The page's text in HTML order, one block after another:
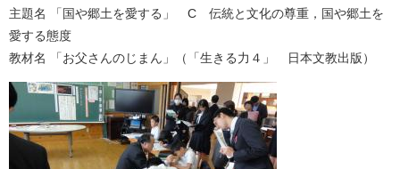
主題名 「国や郷土を愛する」 C 伝統と文化の尊重，国や郷土を
愛する態度
教材名 「お父さんのじまん」（「生きる力４」 日本文教出版）